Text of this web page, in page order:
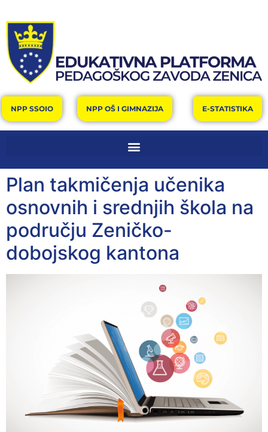
NPP SSOIO NPP OŠ I GIMNAZIJA E-STATISTIKA
Plan takmičenja učenika
osnovnih i srednjih škola na
području Zeničko-
dobojskog kantona